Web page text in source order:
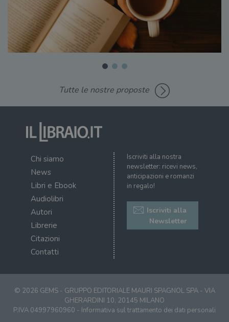
Tutte le nostre proposte
Chi siamo
News
Libri e Ebook
Audiolibri
Autori
Librerie
Citazioni
Contatti
Iscriviti alla nostra
newsletter: ricevi news,
anticipazioni e romanzi
in regalo!
Iscriviti alla
Newsletter
© 2026 GEMS - GRUPPO EDITORIALE MAURI SPAGNOL SPA - VIA
GHERARDINI 10, 20145 MILANO
P.IVA 04997960960 - Informativa sul trattamento dei dati personali